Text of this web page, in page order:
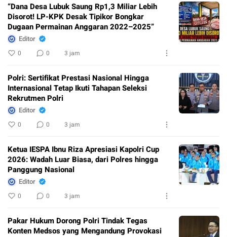
“Dana Desa Lubuk Saung Rp1,3 Miliar Lebih
Disorot! LP-KPK Desak Tipikor Bongkar
Dugaan Permainan Anggaran 2022–2025”
Editor
0 0 3 jam
Polri: Sertifikat Prestasi Nasional Hingga
Internasional Tetap Ikuti Tahapan Seleksi
Rekrutmen Polri
Editor
0 0 3 jam
Ketua IESPA Ibnu Riza Apresiasi Kapolri Cup
2026: Wadah Luar Biasa, dari Polres hingga
Panggung Nasional
Editor
0 0 3 jam
Pakar Hukum Dorong Polri Tindak Tegas
Konten Medsos yang Mengandung Provokasi